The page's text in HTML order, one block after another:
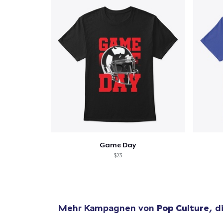
Game Day
$23
Mehr Kampagnen von Pop Culture,